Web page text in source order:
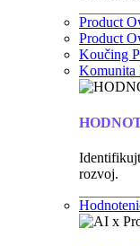
Product
Product
Koučing
Komunita
rozvoj.